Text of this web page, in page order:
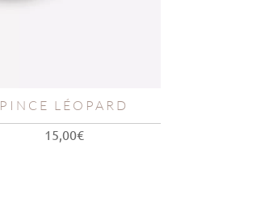
PINCE LÉOPARD
15,00€